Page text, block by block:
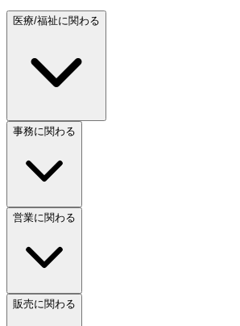
医療/福祉に関わる
事務に関わる
営業に関わる
販売に関わる